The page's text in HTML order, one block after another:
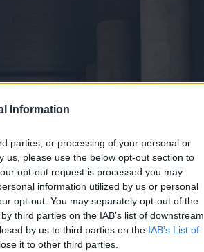
Information
parties, or processing of your personal or
us, please use the below opt-out section to
opt-out request is processed you may
information utilized by us or personal
opt-out. You may separately opt-out of the
third parties on the IAB’s list of downstream
by us to third parties on the IAB’s List of
it to other third parties.